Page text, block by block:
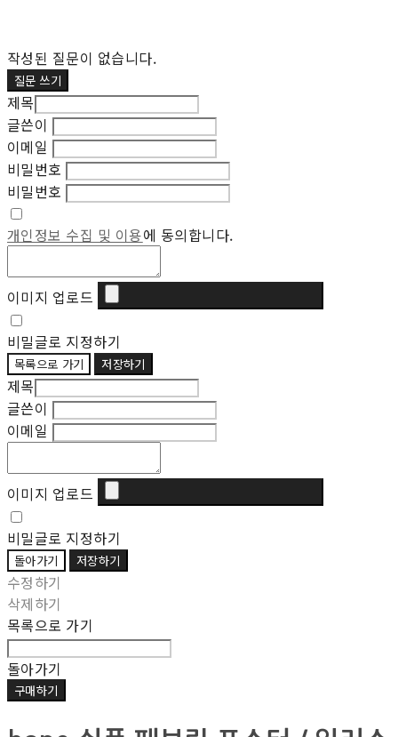
작성된 질문이 없습니다.
질문 쓰기
제목
글쓴이
이메일
비밀번호
비밀번호
개인정보 수집 및 이용에 동의합니다.
이미지 업로드
비밀글로 지정하기
목록으로 가기 저장하기
제목
글쓴이
이메일
이미지 업로드
비밀글로 지정하기
돌아가기 저장하기
수정하기
삭제하기
목록으로 가기
돌아가기
구매하기